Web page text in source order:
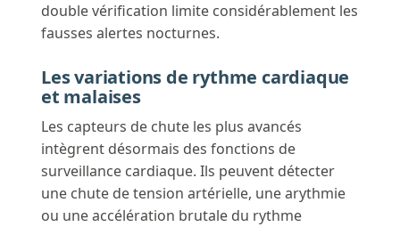
double vérification limite considérablement les
fausses alertes nocturnes.
Les variations de rythme cardiaque
et malaises
Les capteurs de chute les plus avancés
intègrent désormais des fonctions de
surveillance cardiaque. Ils peuvent détecter
une chute de tension artérielle, une arythmie
ou une accélération brutale du rythme